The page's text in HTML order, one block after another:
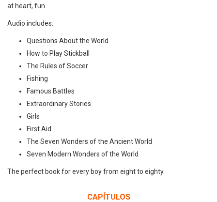
at heart, fun.
Audio includes:
Questions About the World
How to Play Stickball
The Rules of Soccer
Fishing
Famous Battles
Extraordinary Stories
Girls
First Aid
The Seven Wonders of the Ancient World
Seven Modern Wonders of the World
The perfect book for every boy from eight to eighty.
CAPÍTULOS